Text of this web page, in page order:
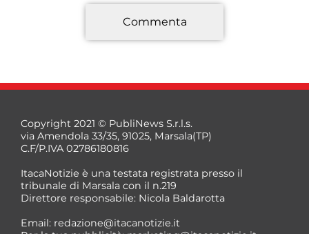
*
Commenta
Copyright 2021 © PubliNews S.r.l.s.
via Amendola 33/35, 91025, Marsala(TP)
C.F/P.IVA 02786180816
ItacaNotizie è una testata registrata presso il
tribunale di Marsala con il n.219
Direttore responsabile: Nicola Baldarotta
Email: redazione@itacanotizie.it